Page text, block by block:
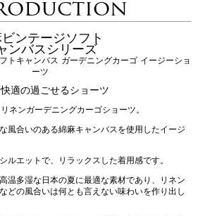
ンテージソフト
ンバスシリーズ
トキャンバス ガーデニングカーゴ イージーショ
ーツ
適の過ごせるショーツ
ネンガーデニングカーゴショーツ。
風合いのある綿麻キャンバスを使用したイージ
ルエットで、リラックスした着用感です。
温多湿な日本の夏に最適な素材であり、リネン
どの風合いは何とも言えない味わいを作り出し